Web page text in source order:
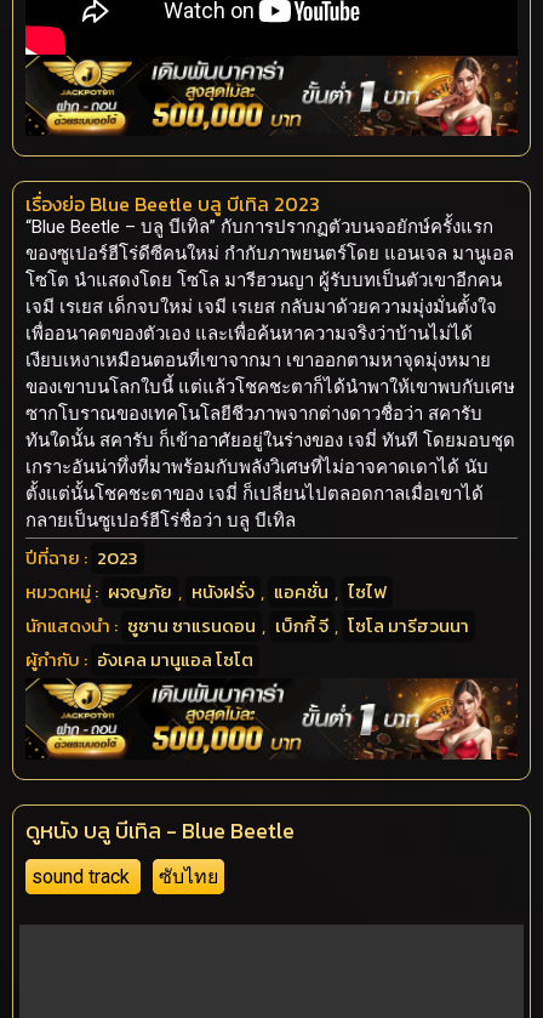
เรื่องย่อ Blue Beetle บลู บีเทิล 2023
“Blue Beetle – บลู บีเทิล” กับการปรากฏตัวบนจอยักษ์ครั้งแรก
ของซูเปอร์ฮีโร่ดีซีคนใหม่ กำกับภาพยนตร์โดย แอนเจล มานูเอล
โซโต นำแสดงโดย โซโล มารีฮวนญา ผู้รับบทเป็นตัวเขาอีกคน
เจมี เรเยส เด็กจบใหม่ เจมี เรเยส กลับมาด้วยความมุ่งมั่นตั้งใจ
เพื่ออนาคตของตัวเอง และเพื่อค้นหาความจริงว่าบ้านไม่ได้
เงียบเหงาเหมือนตอนที่เขาจากมา เขาออกตามหาจุดมุ่งหมาย
ของเขาบนโลกใบนี้ แต่แล้วโชคชะตาก็ได้นำพาให้เขาพบกับเศษ
ซากโบราณของเทคโนโลยีชีวภาพจากต่างดาวชื่อว่า สคารับ
ทันใดนั้น สคารับ ก็เข้าอาศัยอยู่ในร่างของ เจมี่ ทันที โดยมอบชุด
เกราะอันน่าทึ่งที่มาพร้อมกับพลังวิเศษที่ไม่อาจคาดเดาได้ นับ
ตั้งแต่นั้นโชคชะตาของ เจมี่ ก็เปลี่ยนไปตลอดกาลเมื่อเขาได้
กลายเป็นซูเปอร์ฮีโร่ชื่อว่า บลู บีเทิล
ปีที่ฉาย : 2023
หมวดหมู่ : ผจญภัย , หนังฝรั่ง , แอคชั่น , ไซไฟ
นักแสดงนำ : ซูซาน ซาแรนดอน , เบ็กกี้ จี , โซโล มารีฮวนนา
ผู้กำกับ : อังเคล มานูแอล โซโต
ดูหนัง บลู บีเทิล - Blue Beetle
sound track ซับไทย